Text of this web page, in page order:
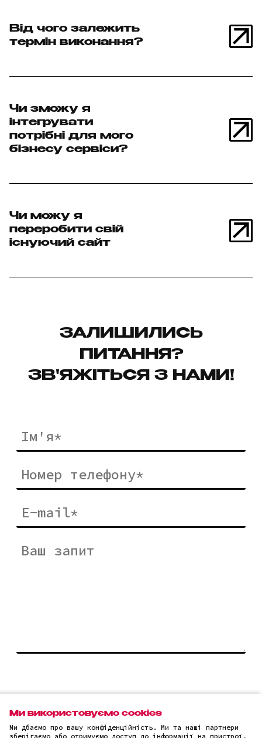
Від чого залежить
термін виконання?
Чи зможу я
інтегрувати
потрібні для мого
бізнесу сервіси?
Чи можу я
переробити свій
існуючий сайт
ЗАЛИШИЛИСЬ
ПИТАННЯ?
ЗВ'ЯЖІТЬСЯ З НАМИ!
Відправити
Ми використовуємо cookies
Ми дбаємо про вашу конфіденційність. Ми та наші партнери
зберігаємо або отримуємо доступ до інформації на пристрої,